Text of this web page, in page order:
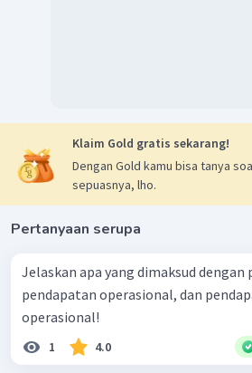
Klaim Gold gratis sekarang!
Dengan Gold kamu bisa tanya
sepuasnya, lho.
Pertanyaan serupa
Jelaskan apa yang dimaksud dengan
pendapatan operasional, dan
operasional!
1 4.0